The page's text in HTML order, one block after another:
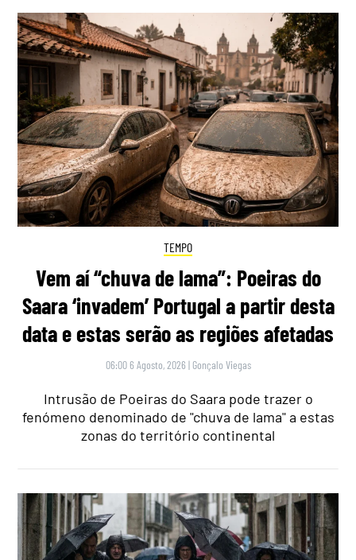
TEMPO
Vem aí “chuva de lama”: Poeiras do
Saara ‘invadem’ Portugal a partir desta
data e estas serão as regiões afetadas
06:00 6 Agosto, 2026 | Gonçalo Viegas
Intrusão de Poeiras do Saara pode trazer o
fenómeno denominado de "chuva de lama" a estas
zonas do território continental